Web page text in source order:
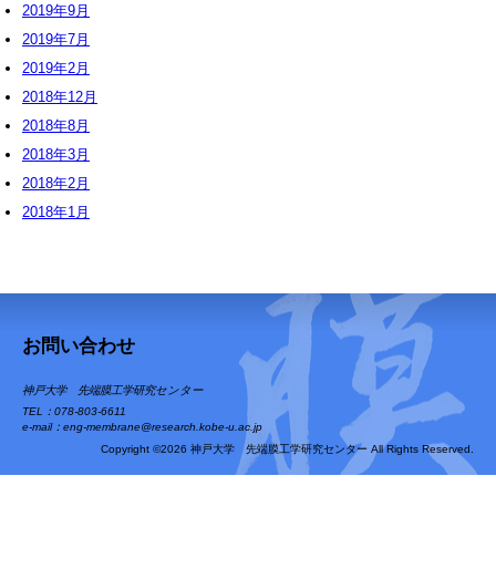
2019年9月
2019年7月
2019年2月
2018年12月
2018年8月
2018年3月
2018年2月
2018年1月
お問い合わせ
神戸大学 先端膜工学研究センター
TEL：078-803-6611
e-mail：eng-membrane@research.kobe-u.ac.jp
Copyright ©2026 神戸大学 先端膜工学研究センター All Rights Reserved.